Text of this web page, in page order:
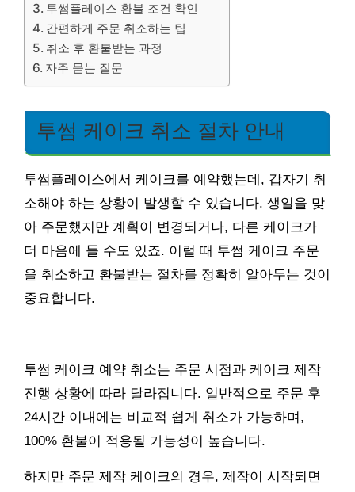
투썸플레이스 환불 조건 확인
간편하게 주문 취소하는 팁
취소 후 환불받는 과정
자주 묻는 질문
투썸 케이크 취소 절차 안내
투썸플레이스에서 케이크를 예약했는데, 갑자기 취
소해야 하는 상황이 발생할 수 있습니다. 생일을 맞
아 주문했지만 계획이 변경되거나, 다른 케이크가
더 마음에 들 수도 있죠. 이럴 때 투썸 케이크 주문
을 취소하고 환불받는 절차를 정확히 알아두는 것이
중요합니다.
투썸 케이크 예약 취소는 주문 시점과 케이크 제작
진행 상황에 따라 달라집니다. 일반적으로 주문 후
24시간 이내에는 비교적 쉽게 취소가 가능하며,
100% 환불이 적용될 가능성이 높습니다.
하지만 주문 제작 케이크의 경우, 제작이 시작되면